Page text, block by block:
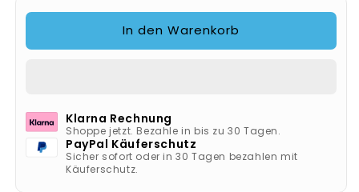
-
0250660006
Tauchpumpe
0250660006
In den Warenkorb
Klarna Rechnung
Shoppe jetzt. Bezahle in bis zu 30 Tagen.
PayPal Käuferschutz
Sicher sofort oder in 30 Tagen bezahlen mit
Käuferschutz.